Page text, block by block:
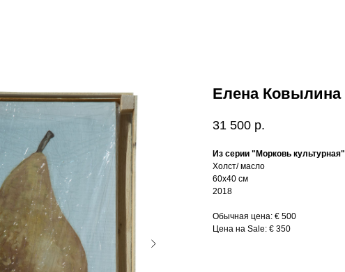
Елена Ковылина
31 500 р.
Из серии "Морковь культурная"
Холст/ масло
60х40 см
2018
Обычная цена: € 500
Цена на Sale: € 350